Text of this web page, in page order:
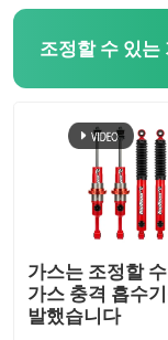
조정할 수 있는
가스는 조정할
가스 충격 흡수
발했습니다